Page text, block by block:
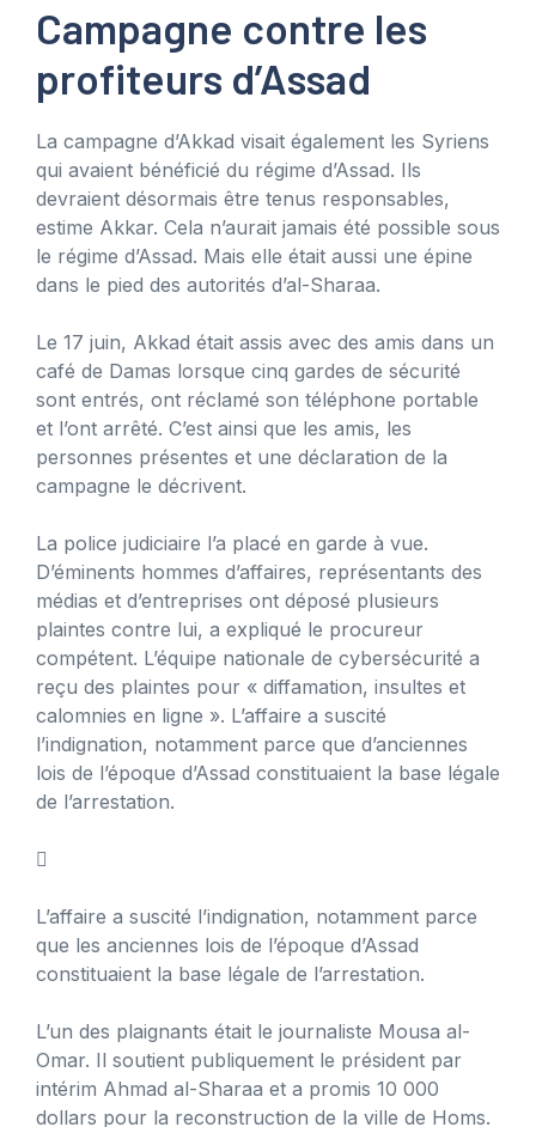
Campagne contre les
profiteurs d’Assad
La campagne d’Akkad visait également les Syriens
qui avaient bénéficié du régime d’Assad. Ils
devraient désormais être tenus responsables,
estime Akkar. Cela n’aurait jamais été possible sous
le régime d’Assad. Mais elle était aussi une épine
dans le pied des autorités d’al-Sharaa.
Le 17 juin, Akkad était assis avec des amis dans un
café de Damas lorsque cinq gardes de sécurité
sont entrés, ont réclamé son téléphone portable
et l’ont arrêté. C’est ainsi que les amis, les
personnes présentes et une déclaration de la
campagne le décrivent.
La police judiciaire l’a placé en garde à vue.
D’éminents hommes d’affaires, représentants des
médias et d’entreprises ont déposé plusieurs
plaintes contre lui, a expliqué le procureur
compétent. L’équipe nationale de cybersécurité a
reçu des plaintes pour « diffamation, insultes et
calomnies en ligne ». L’affaire a suscité
l’indignation, notamment parce que d’anciennes
lois de l’époque d’Assad constituaient la base légale
de l’arrestation.

L’affaire a suscité l’indignation, notamment parce
que les anciennes lois de l’époque d’Assad
constituaient la base légale de l’arrestation.
L’un des plaignants était le journaliste Mousa al-
Omar. Il soutient publiquement le président par
intérim Ahmad al-Sharaa et a promis 10 000
dollars pour la reconstruction de la ville de Homs.